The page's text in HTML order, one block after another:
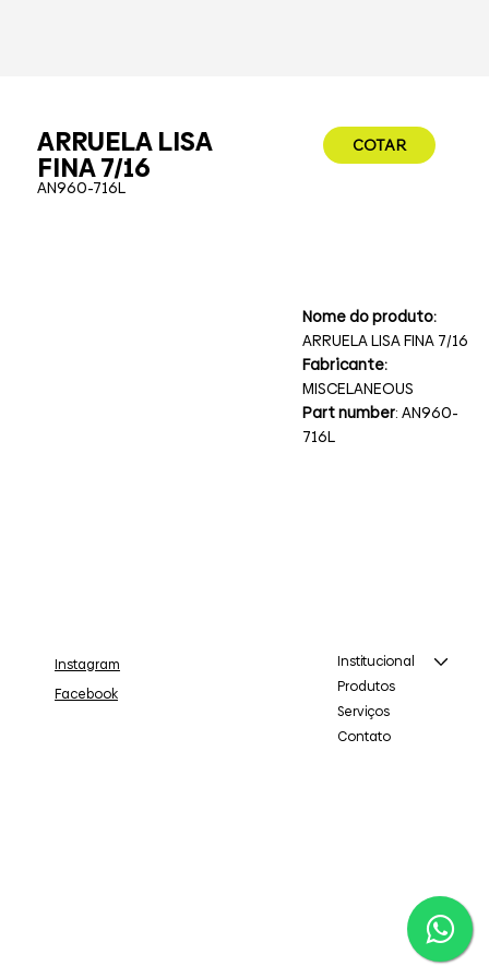
ARRUELA LISA
FINA 7/16
AN960-716L
COTAR
Nome do produto:
ARRUELA LISA FINA 7/16
Fabricante:
MISCELANEOUS
Part number: AN960-
716L
Institucional
Produtos
Serviços
Contato
Instagram
Facebook